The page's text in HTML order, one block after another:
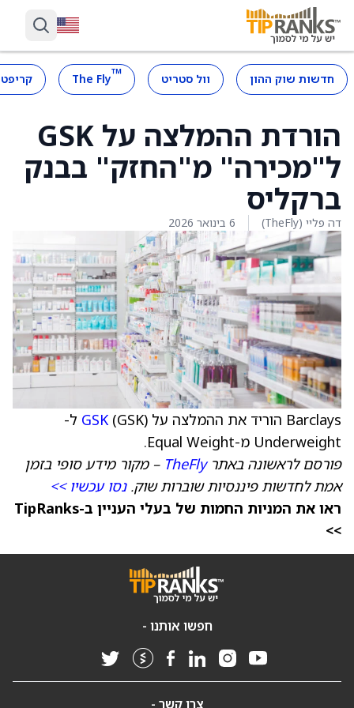
חדשות שוק ההון וול סטריט ™
The Fly
הורדת ההמלצה על GSK
ל"מכירה" מ"החזק" בבנק
ברקליס
דה פליי (TheFly) 6 בינואר 2026
Barclays הוריד את ההמלצה על GSK (GSK) ל-
Underweight מ-Equal Weight.
פורסם לראשונה באתרTheFly – מקור מידע סופי בזמן
אמת לחדשות פיננסיות שוברות שוק.נסו עכשיו >>
ראו את המניות החמות של בעלי העניין ב-TipRanks
>>
חפשו אותנו -
צרו קשר -